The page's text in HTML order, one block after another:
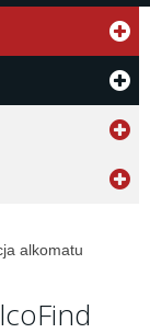
alkomatu